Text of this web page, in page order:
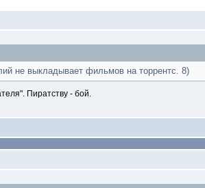
не выкладывает фильмов на торрентс. 8)
Пиратству - бой.